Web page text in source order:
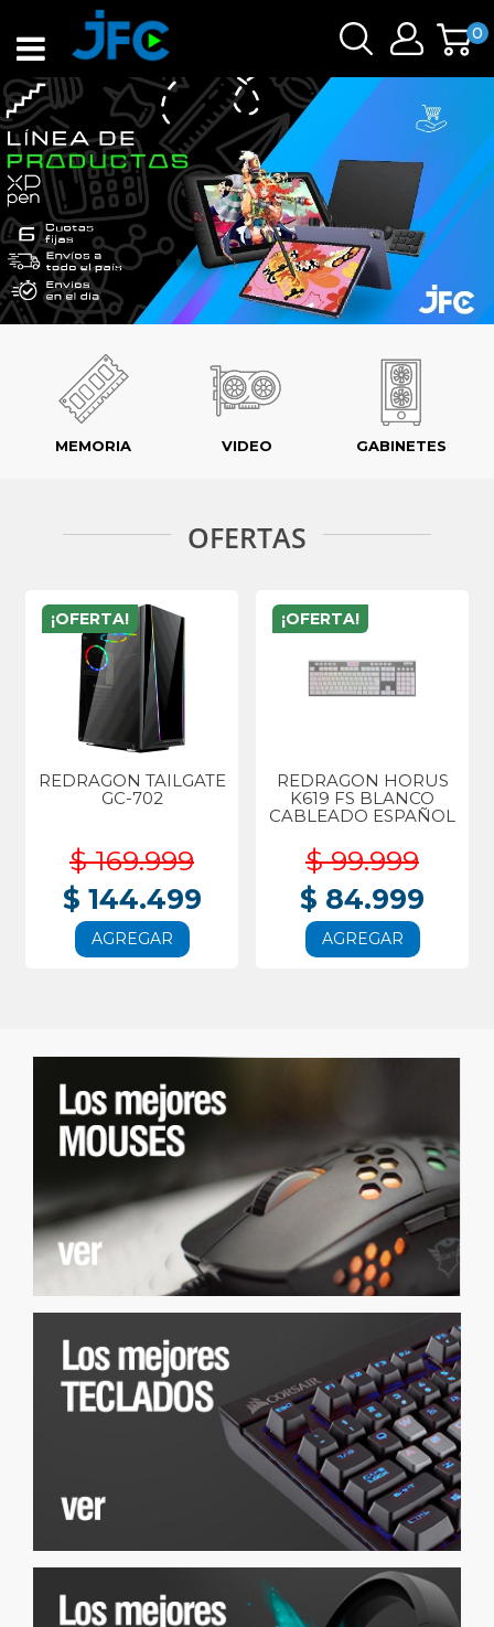
0
MEMORIA VIDEO GABINETES
OFERTAS
¡OFERTA!
REDRAGON TAILGATE
GC-702
$ 169.999
$ 144.499
AGREGAR
¡OFERTA!
REDRAGON HORUS
K619 FS BLANCO
CABLEADO ESPAÑOL
$ 99.999
$ 84.999
AGREGAR